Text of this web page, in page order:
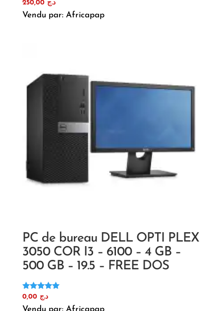
د.ج 250,00
Vendu par: Africapap
PC de bureau DELL OPTI PLEX
3050 COR I3 – 6100 – 4 GB –
500 GB – 19.5 – FREE DOS
Note
sur 5
د.ج 0,00
Vendu par: Africapap